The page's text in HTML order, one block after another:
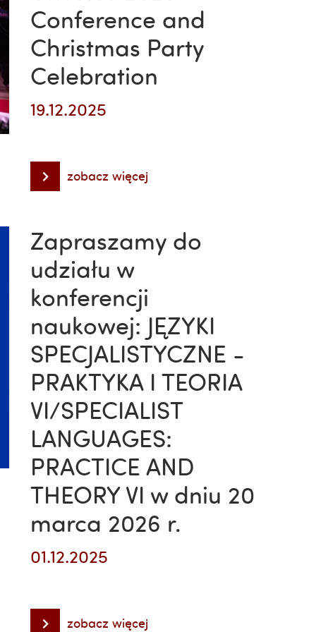
Conference and
Christmas Party
Celebration
19.12.2025
zobacz więcej
Empowering
Students
of
the
URVoice
2025
Conference
and
Christmas
Party
Celebration
Zapraszamy do
udziału w
konferencji
naukowej: JĘZYKI
SPECJALISTYCZNE -
PRAKTYKA I TEORIA
VI/SPECIALIST
LANGUAGES:
PRACTICE AND
THEORY VI w dniu 20
marca 2026 r.
01.12.2025
zobacz więcej